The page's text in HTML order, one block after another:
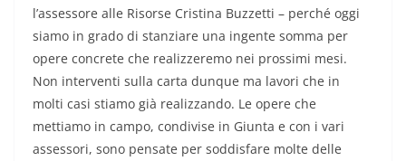
l’assessore alle Risorse Cristina Buzzetti – perché oggi
siamo in grado di stanziare una ingente somma per
opere concrete che realizzeremo nei prossimi mesi.
Non interventi sulla carta dunque ma lavori che in
molti casi stiamo già realizzando. Le opere che
mettiamo in campo, condivise in Giunta e con i vari
assessori, sono pensate per soddisfare molte delle